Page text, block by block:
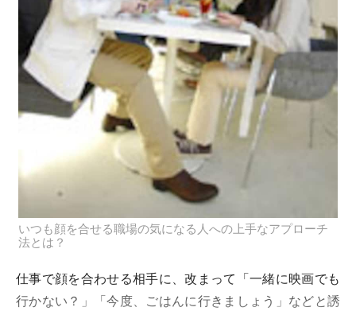
いつも顔を合せる職場の気になる人への上手なアプローチ
法とは？
仕事で顔を合わせる相手に、改まって「一緒に映画でも
行かない？」「今度、ごはんに行きましょう」などと誘